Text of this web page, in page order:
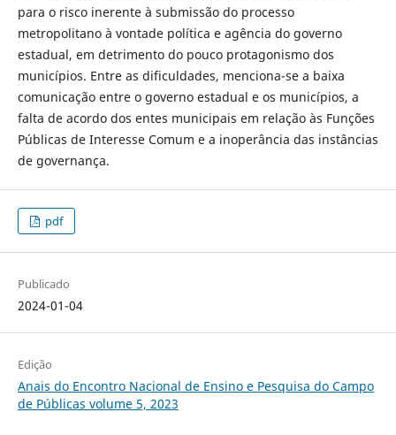
para o risco inerente à submissão do processo
metropolitano à vontade política e agência do governo
estadual, em detrimento do pouco protagonismo dos
municípios. Entre as dificuldades, menciona-se a baixa
comunicação entre o governo estadual e os municípios, a
falta de acordo dos entes municipais em relação às Funções
Públicas de Interesse Comum e a inoperância das instâncias
de governança.
pdf
Publicado
2024-01-04
Edição
Anais do Encontro Nacional de Ensino e Pesquisa do Campo
de Públicas volume 5, 2023